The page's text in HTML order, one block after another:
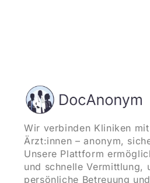
Wir verbinden Kliniken
Ärzt:innen – anonym,
Unsere Plattform
und schnelle Vermittlung,
persönliche Betreuung